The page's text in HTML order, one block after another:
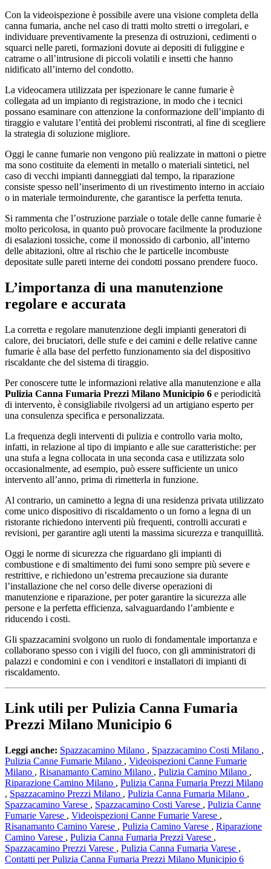
Con la videoispezione è possibile avere una visione completa della
canna fumaria, anche nel caso di tratti molto stretti o irregolari, e
individuare preventivamente la presenza di ostruzioni, cedimenti o
squarci nelle pareti, formazioni dovute ai depositi di fuliggine e
catrame o all’intrusione di piccoli volatili e insetti che hanno
nidificato all’interno del condotto.
La videocamera utilizzata per ispezionare le canne fumarie è
collegata ad un impianto di registrazione, in modo che i tecnici
possano esaminare con attenzione la conformazione dell’impianto di
tiraggio e valutare l’entità dei problemi riscontrati, al fine di scegliere
la strategia di soluzione migliore.
Oggi le canne fumarie non vengono più realizzate in mattoni o pietre
ma sono costituite da elementi in metallo o materiali sintetici, nel
caso di vecchi impianti danneggiati dal tempo, la riparazione
consiste spesso nell’inserimento di un rivestimento interno in acciaio
o in materiale termoindurente, che garantisce la perfetta tenuta.
Si rammenta che l’ostruzione parziale o totale delle canne fumarie è
molto pericolosa, in quanto può provocare facilmente la produzione
di esalazioni tossiche, come il monossido di carbonio, all’interno
delle abitazioni, oltre al rischio che le particelle incombuste
depositate sulle pareti interne dei condotti possano prendere fuoco.
L’importanza di una manutenzione
regolare e accurata
La corretta e regolare manutenzione degli impianti generatori di
calore, dei bruciatori, delle stufe e dei camini e delle relative canne
fumarie è alla base del perfetto funzionamento sia del dispositivo
riscaldante che del sistema di tiraggio.
Per conoscere tutte le informazioni relative alla manutenzione e alla
Pulizia Canna Fumaria Prezzi Milano Municipio 6 e periodicità
di intervento, è consigliabile rivolgersi ad un artigiano esperto per
una consulenza specifica e personalizzata.
La frequenza degli interventi di pulizia e controllo varia molto,
infatti, in relazione al tipo di impianto e alle sue caratteristiche: per
una stufa a legna collocata in una seconda casa e utilizzata solo
occasionalmente, ad esempio, può essere sufficiente un unico
intervento all’anno, prima di rimetterla in funzione.
Al contrario, un caminetto a legna di una residenza privata utilizzato
come unico dispositivo di riscaldamento o un forno a legna di un
ristorante richiedono interventi più frequenti, controlli accurati e
revisioni, per garantire agli utenti la massima sicurezza e tranquillità.
Oggi le norme di sicurezza che riguardano gli impianti di
combustione e di smaltimento dei fumi sono sempre più severe e
restrittive, e richiedono un’estrema precauzione sia durante
l’installazione che nel corso delle diverse operazioni di
manutenzione e riparazione, per poter garantire la sicurezza alle
persone e la perfetta efficienza, salvaguardando l’ambiente e
riducendo i costi.
Gli spazzacamini svolgono un ruolo di fondamentale importanza e
collaborano spesso con i vigili del fuoco, con gli amministratori di
palazzi e condomini e con i venditori e installatori di impianti di
riscaldamento.
Link utili per Pulizia Canna Fumaria
Prezzi Milano Municipio 6
Leggi anche: Spazzacamino Milano , Spazzacamino Costi Milano ,
Pulizia Canne Fumarie Milano , Videoispezioni Canne Fumarie
Milano , Risanamanto Camino Milano , Pulizia Camino Milano ,
Riparazione Camino Milano , Pulizia Canna Fumaria Prezzi Milano
, Spazzacamino Prezzi Milano , Pulizia Canna Fumaria Milano ,
Spazzacamino Varese , Spazzacamino Costi Varese , Pulizia Canne
Fumarie Varese , Videoispezioni Canne Fumarie Varese ,
Risanamanto Camino Varese , Pulizia Camino Varese , Riparazione
Camino Varese , Pulizia Canna Fumaria Prezzi Varese ,
Spazzacamino Prezzi Varese , Pulizia Canna Fumaria Varese ,
Contatti per Pulizia Canna Fumaria Prezzi Milano Municipio 6